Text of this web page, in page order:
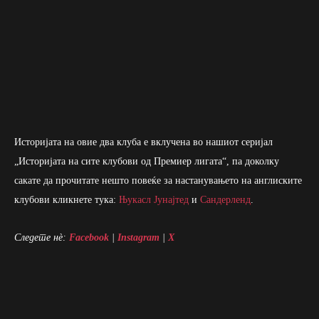
Историјата на овие два клуба е вклучена во нашиот серијал
„Историјата на сите клубови од Премиер лигата“, па доколку
сакате да прочитате нешто повеќе за настанувањето на англиските
клубови кликнете тука: Њукасл Јунајтед и Сандерленд
Следете нè: Facebook Instagram X